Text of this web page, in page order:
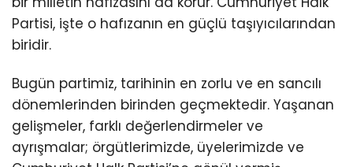
Partisi, işte o hafızanın en güçlü taşıyıcılarından
biridir.
Bugün partimiz, tarihinin en zorlu ve en sancılı
dönemlerinden birinden geçmektedir. Yaşanan
gelişmeler, farklı değerlendirmeler ve
ayrışmalar; örgütlerimizde, üyelerimizde ve